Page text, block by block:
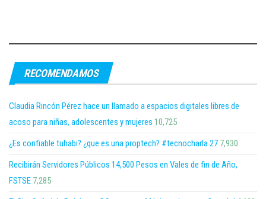
RECOMENDAMOS
Claudia Rincón Pérez hace un llamado a espacios digitales libres de
acoso para niñas, adolescentes y mujeres 10,725
¿Es confiable tuhabi? ¿que es una proptech? #tecnocharla 27 7,930
Recibirán Servidores Públicos 14,500 Pesos en Vales de fin de Año,
FSTSE 7,285